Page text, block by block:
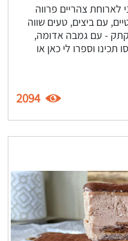
לארוחת צהריים פרווה
עם ביצים, טעים שווה
- עם גמבה אדומה,
תכינו וספרו לי כאן או
2094